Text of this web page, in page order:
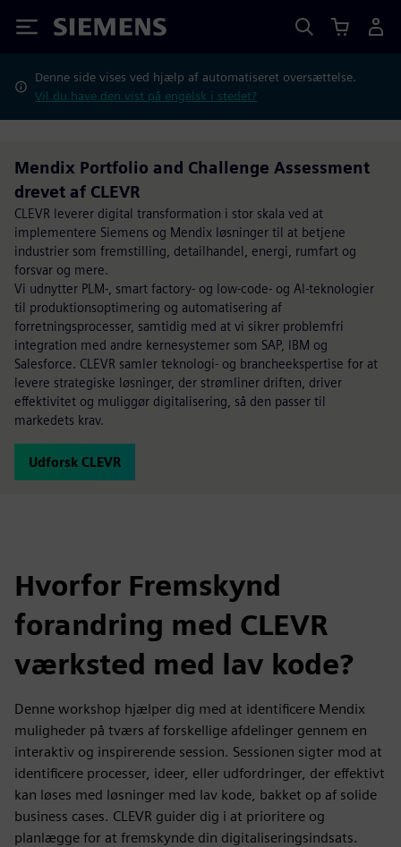
Siemens
Denne side vises ved hjælp af automatiseret oversættelse.
Vil du have den vist på engelsk i stedet?
Mendix Portfolio and Challenge Assessment
drevet af CLEVR
CLEVR leverer digital transformation i stor skala ved at
implementere Siemens og Mendix løsninger til at betjene
industrier som fremstilling, detailhandel, energi, rumfart og
forsvar og mere.
Vi udnytter PLM-, smart factory- og low-code- og AI-teknologier
til produktionsoptimering og automatisering af
forretningsprocesser, samtidig med at vi sikrer problemfri
integration med andre kernesystemer som SAP, IBM og
Salesforce. CLEVR samler teknologi- og brancheekspertise for at
levere strategiske løsninger, der strømliner driften, driver
effektivitet og muliggør digitalisering, så den passer til
markedets krav.
Udforsk CLEVR
Hvorfor Fremskynd
forandring med CLEVR
værksted med lav kode?
Denne workshop hjælper dig med at identificere Mendix
muligheder på tværs af forskellige afdelinger gennem en
interaktiv og inspirerende session. Sessionen sigter mod at
identificere processer, ideer, eller udfordringer, der effektivt
kan løses med løsninger med lav kode, bakket op af solide
business cases. CLEVR guider dig i at prioritere og
planlægge for at fremskynde din digitaliseringsindsats.